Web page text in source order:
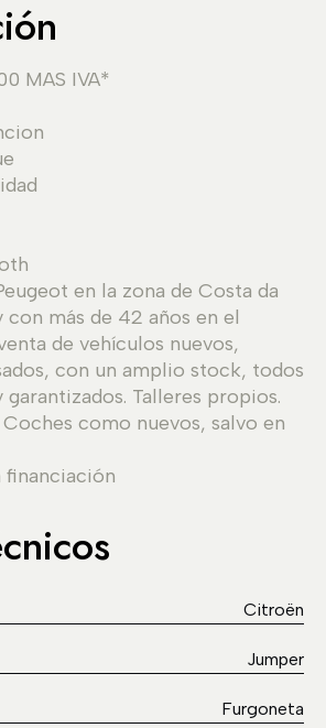
MAS IVA*
en la zona de Costa da
más de 42 años en el
de vehículos nuevos,
con un amplio stock, todos
Talleres propios.
como nuevos, salvo en
Citroën
Jumper
Furgoneta